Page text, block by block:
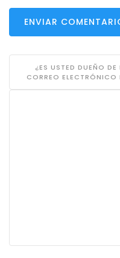
ENVIAR
¿ES USTED DUEÑO
CORREO